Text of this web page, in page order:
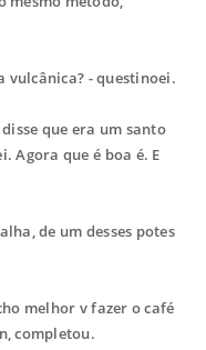
vulcânica? - questinoei.
que era um santo
Agora que é boa é. E
de um desses potes
melhor v fazer o café
completou.